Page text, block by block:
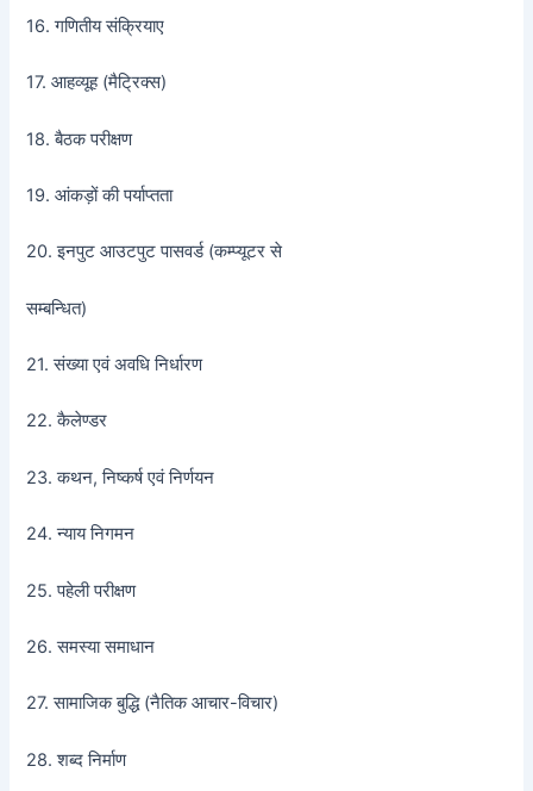
16. गणितीय संक्रियाए
17. आहव्यूह (मैट्रिक्स)
18. बैठक परीक्षण
19. आंकड़ों की पर्याप्तता
20. इनपुट आउटपुट पासवर्ड (कम्प्यूटर से
सम्बन्धित)
21. संख्या एवं अवधि निर्धारण
22. कैलेण्डर
23. कथन, निष्कर्ष एवं निर्णयन
24. न्याय निगमन
25. पहेली परीक्षण
26. समस्या समाधान
27. सामाजिक बुद्धि (नैतिक आचार-विचार)
28. शब्द निर्माण